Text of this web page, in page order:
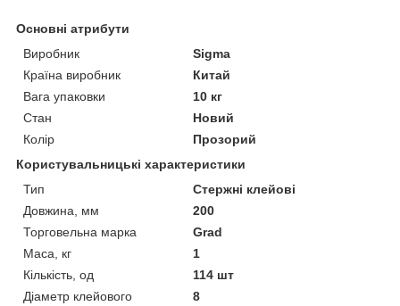
Основні атрибути
Виробник
Sigma
Країна виробник
Китай
Вага упаковки
10 кг
Стан
Новий
Колір
Прозорий
Користувальницькі характеристики
Тип
Стержні клейові
Довжина, мм
200
Торговельна марка
Grad
Маса, кг
1
Кількість, од
114 шт
Діаметр клейового
8